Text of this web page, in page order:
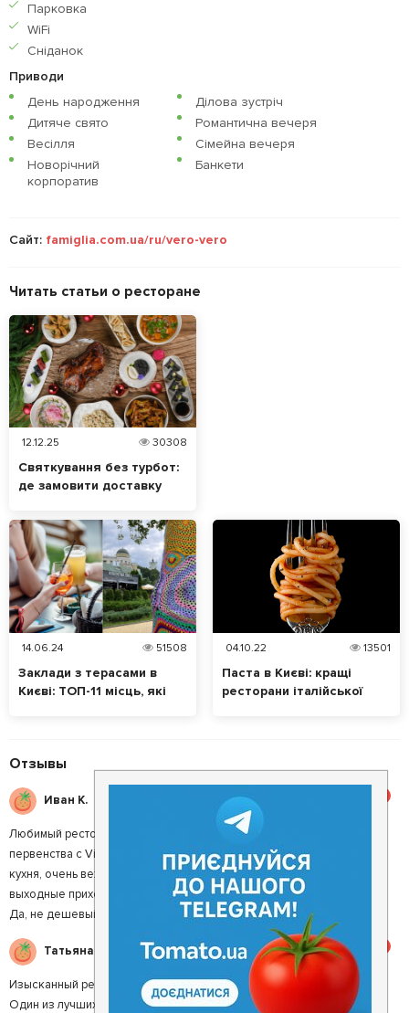
Парковка
WiFi
Сніданок
Приводи
День народження
Ділова зустріч
Дитяче свято
Романтична вечеря
Весілля
Сімейна вечеря
Новорічний
корпоратив
Банкети
Сайт: famiglia.com.ua/ru/vero-vero
Читать статьи о ресторане
12.12.25 30308
Святкування без турбот:
де замовити доставку
14.06.24 51508
Заклади з терасами в
Києві: ТОП-11 місць, які
04.10.22 13501
Паста в Києві: кращі
ресторани італійської
Отзывы
Иван К.
Любимый ресторан . В сети la famille этот ресторан делит пальму
первенства с Vino e Cucina. Всегда все на высоте, бесподобная
кухня, очень вежливый и внимательный персонал, возможность в
выходные приходить с детками, с которыми аниматор рисует, играет.
Да, не дешевый, но цена в данном случае оправданная.
Татьяна А.
Изысканный ресторан итальянской кухни с уютной летней террасой.
Один из лучших ресторанов итальянской кухни. Расположен в тихом